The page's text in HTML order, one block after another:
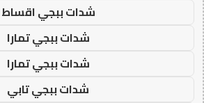
شدات ببجي اقساط
شدات ببجي تمارا
شدات ببجي تمارا
شدات ببجي تابي